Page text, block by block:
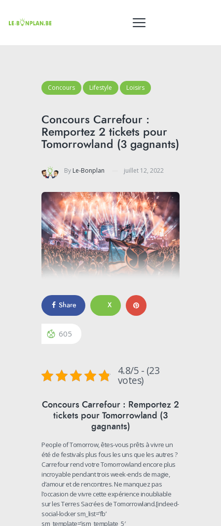
Concours Lifestyle Loisirs
Concours Carrefour :
Remportez 2 tickets pour
Tomorrowland (3 gagnants)
By Le-Bonplan juillet 12, 2022
Share X
605
4.8/5 - (23
votes)
Concours Carrefour : Remportez 2
tickets pour Tomorrowland (3
gagnants)
People of Tomorrow, êtes-vous prêts à vivre un
été de festivals plus fous les uns que les autres ?
Carrefour rend votre Tomorrowland encore plus
incroyable pendant trois week-ends de magie,
d’amour et de rencontres. Ne manquez pas
l’occasion de vivre cette expérience inoubliable
sur les Terres Sacrées de Tomorrowland.[indeed-
social-locker sm_list=’fb’
sm_template=’ism_template_5′